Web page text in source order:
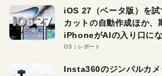
iOS 27（ベータ版）を
カットの自動作成ほか、
iPhoneがAIの入り口に
OS レポート
Insta360のジンバルカ